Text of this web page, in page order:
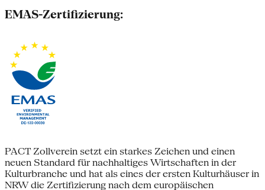
EMAS-Zertifizierung:
PACT Zollverein setzt ein starkes Zeichen und einen
neuen Standard für nachhaltiges Wirtschaften in der
Kulturbranche und hat als eines der ersten Kulturhäuser in
NRW die Zertifizierung nach dem europäischen